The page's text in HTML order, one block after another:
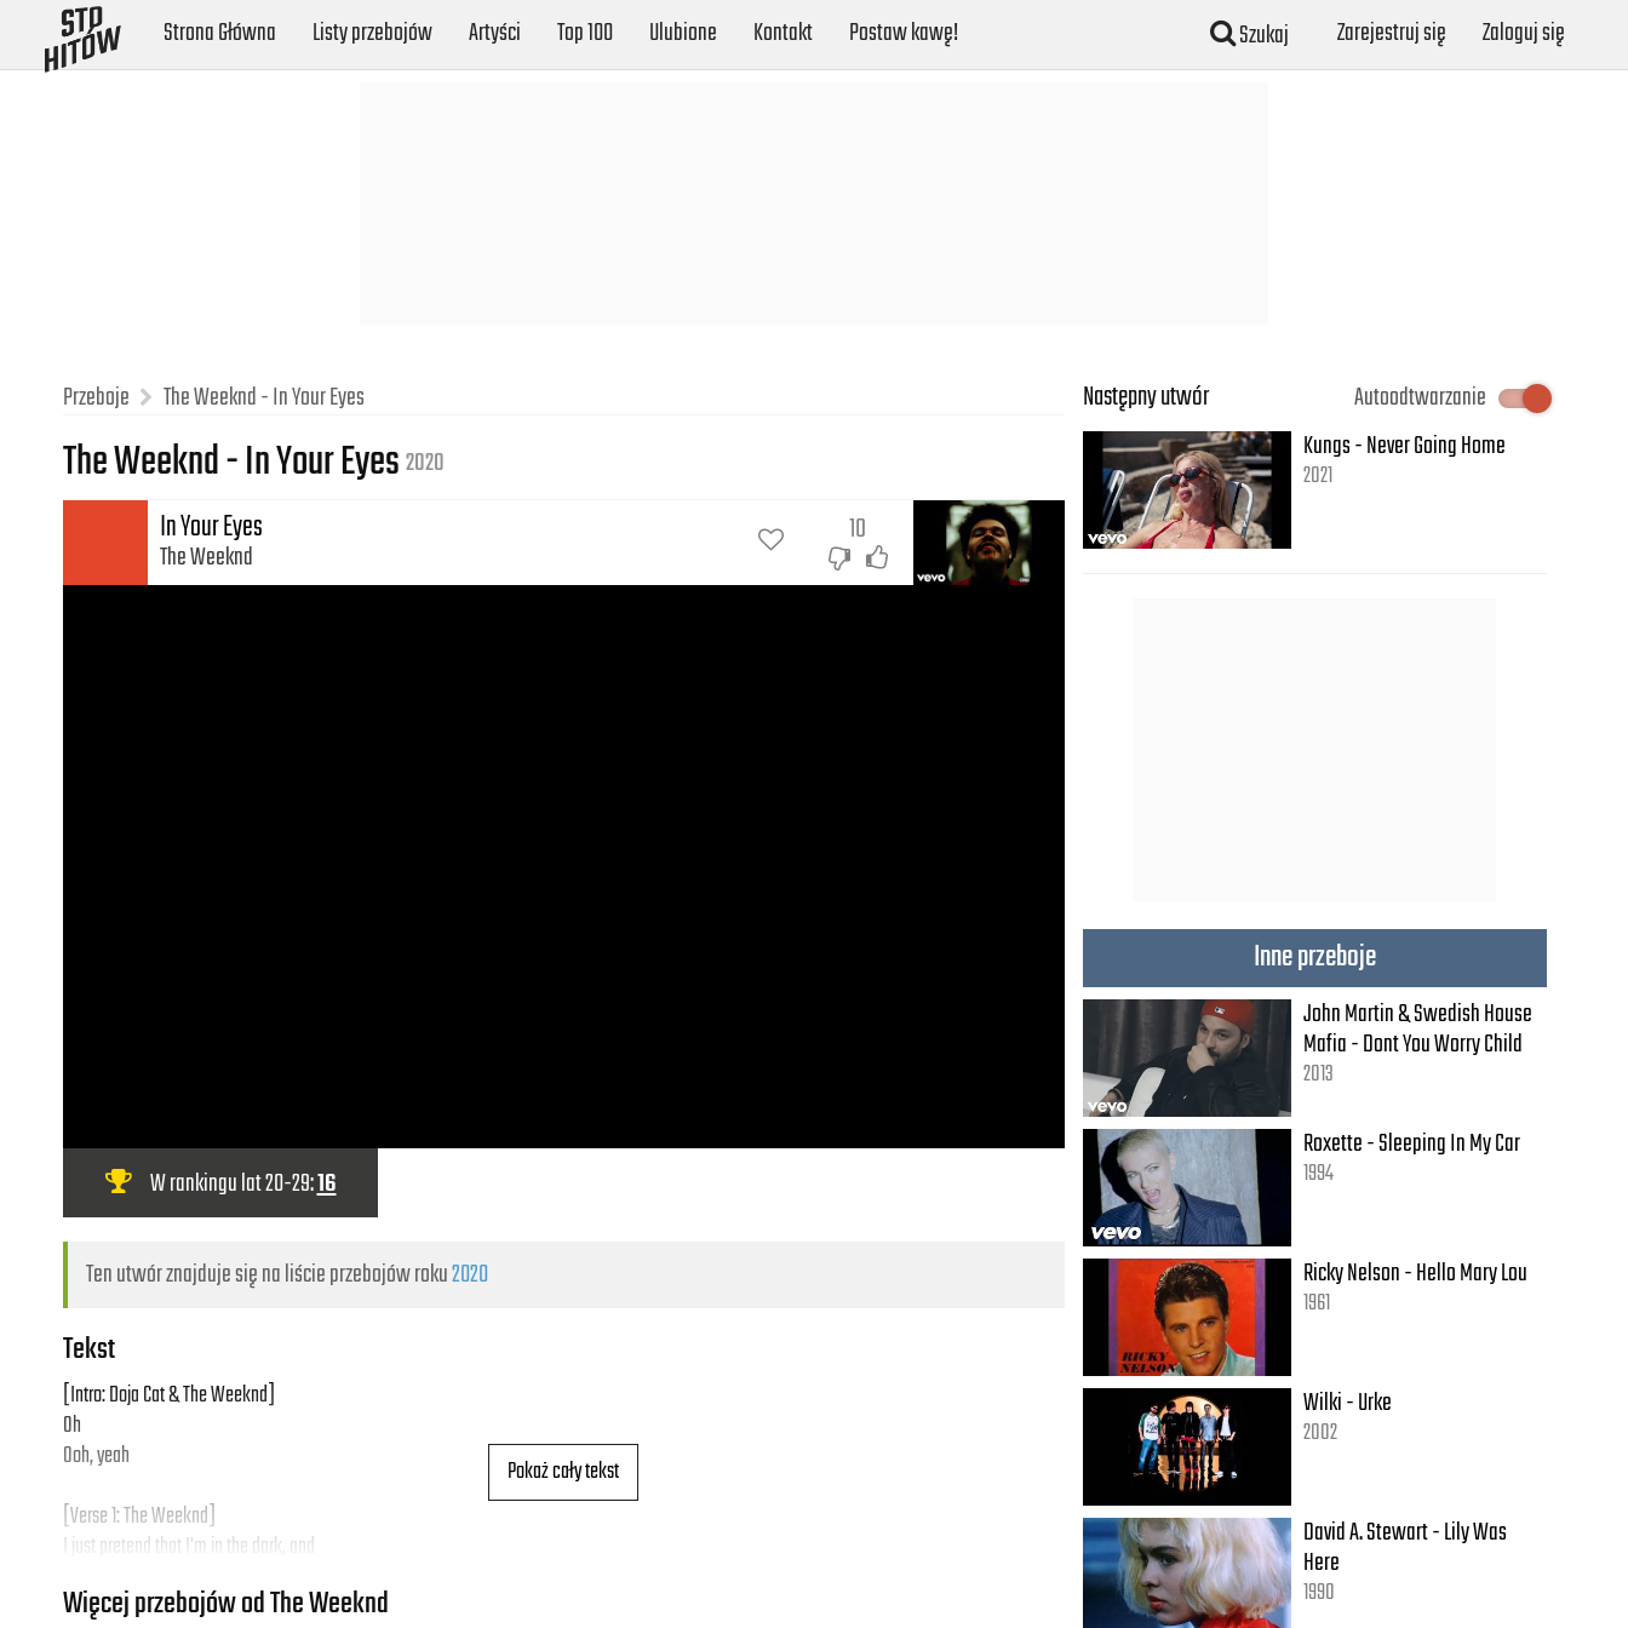
Strona Główna Listy przebojów Artyści Top 100 Ulubione Kontakt Postaw kawę! Szukaj Zarejestruj się Zaloguj się
Przeboje The Weeknd - In Your Eyes
The Weeknd - In Your Eyes2020
In Your Eyes
The Weeknd
10
W rankingu lat 20-29:16
Ten utwór znajduje się na liście przebojów roku2020
Tekst
Pokaż cały tekst
[Intro: Doja Cat & The Weeknd]
Oh
Ooh, yeah
[Verse 1: The Weeknd]
I just pretend that I'm in the dark, and
I'd rather be so oblivious
Więcej przebojów od The Weeknd
Następny utwór
Autoodtwarzanie
Kungs - Never Going Home
2021
Inne przeboje
John Martin & Swedish House
Mafia - Dont You Worry Child
2013
Roxette - Sleeping In My Car
1994
Ricky Nelson - Hello Mary Lou
1961
Wilki - Urke
2002
David A. Stewart - Lily Was
Here
1990